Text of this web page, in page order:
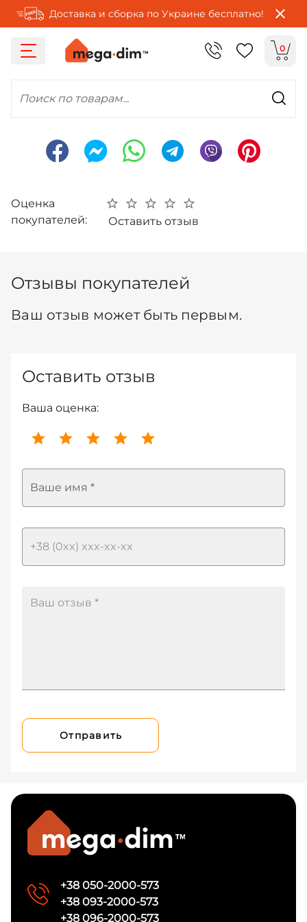
Доставка и сборка по Украине бесплатно!
0
Поиск по товарам...
Оценка
покупателей:
Оставить отзыв
Отзывы покупателей
Ваш отзыв может быть первым.
Оставить отзыв
Ваша оценка:
Ваше имя *
Отправить
+38 050-2000-573
+38 093-2000-573
+38 096-2000-573